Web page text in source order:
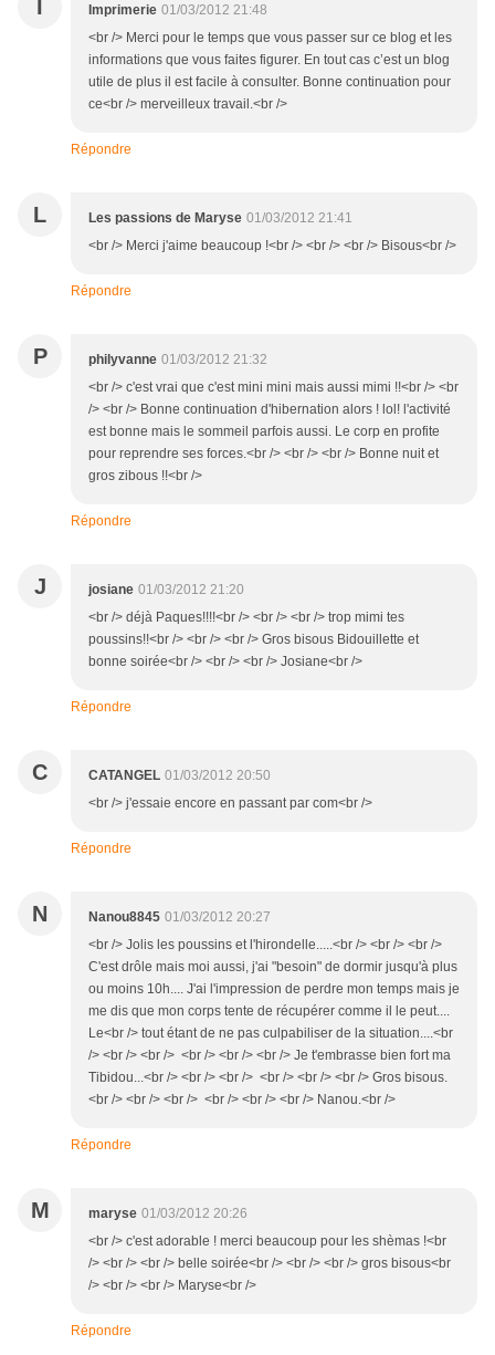
Imprimerie 01/03/2012 21:48
<br /> Merci pour le temps que vous passer sur ce blog et les
informations que vous faites figurer. En tout cas c’est un blog
utile de plus il est facile à consulter. Bonne continuation pour
ce<br /> merveilleux travail.<br />
Répondre
L Les passions de Maryse 01/03/2012 21:41
<br /> Merci j'aime beaucoup !<br /> <br /> <br /> Bisous<br />
Répondre
P philyvanne 01/03/2012 21:32
<br /> c'est vrai que c'est mini mini mais aussi mimi !!<br /> <br
/> <br /> Bonne continuation d'hibernation alors ! lol! l'activité
est bonne mais le sommeil parfois aussi. Le corp en profite
pour reprendre ses forces.<br /> <br /> <br /> Bonne nuit et
gros zibous !!<br />
Répondre
J josiane 01/03/2012 21:20
<br /> déjà Paques!!!!<br /> <br /> <br /> trop mimi tes
poussins!!<br /> <br /> <br /> Gros bisous Bidouillette et
bonne soirée<br /> <br /> <br /> Josiane<br />
Répondre
C CATANGEL 01/03/2012 20:50
<br /> j'essaie encore en passant par com<br />
Répondre
N Nanou8845 01/03/2012 20:27
<br /> Jolis les poussins et l'hirondelle.....<br /> <br /> <br />
C'est drôle mais moi aussi, j'ai "besoin" de dormir jusqu'à plus
ou moins 10h.... J'ai l'impression de perdre mon temps mais je
me dis que mon corps tente de récupérer comme il le peut....
Le<br /> tout étant de ne pas culpabiliser de la situation....<br
/> <br /> <br /> <br /> <br /> <br /> Je t'embrasse bien fort ma
Tibidou...<br /> <br /> <br /> <br /> <br /> <br /> Gros bisous.
<br /> <br /> <br /> <br /> <br /> <br /> Nanou.<br />
Répondre
M maryse 01/03/2012 20:26
<br /> c'est adorable ! merci beaucoup pour les shèmas !<br
/> <br /> <br /> belle soirée<br /> <br /> <br /> gros bisous<br
/> <br /> <br /> Maryse<br />
Répondre